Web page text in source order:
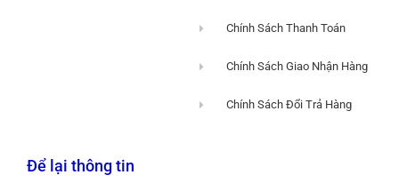
Chính Sách Thanh Toán
Chính Sách Giao Nhận Hàng
Chính Sách Đổi Trả Hàng
Để lại thông tin